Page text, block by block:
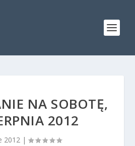
NA SOBOTĘ,
2012
2012 |